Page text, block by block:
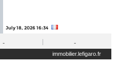
July 18, 2026 16:34
- -
immobilier.lefigaro.fr